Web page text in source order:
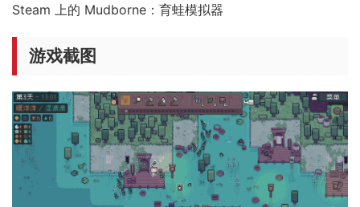
Steam 上的 Mudborne：育蛙模拟器
游戏截图